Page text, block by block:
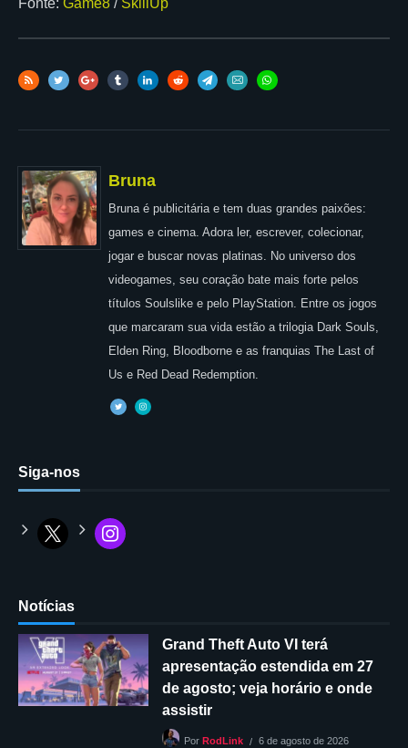
Bruna
Bruna é publicitária e tem duas grandes paixões:
games e cinema. Adora ler, escrever, colecionar,
jogar e buscar novas platinas. No universo dos
videogames, seu coração bate mais forte pelos
títulos Soulslike e pelo PlayStation. Entre os jogos
que marcaram sua vida estão a trilogia Dark Souls,
Elden Ring, Bloodborne e as franquias The Last of
Us e Red Dead Redemption.
Siga-nos
Notícias
Grand Theft Auto VI terá
apresentação estendida em 27
de agosto; veja horário e onde
assistir
Por RodLink 6 de agosto de 2026